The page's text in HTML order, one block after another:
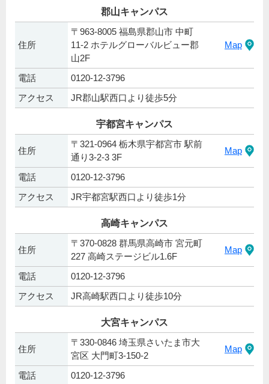
郡山キャンパス
住所
〒963-8005 福島県郡山市 中町
11-2 ホテルグローバルビュー郡
山2F
Map
電話
0120-12-3796
アクセス
JR郡山駅西口より徒歩5分
宇都宮キャンパス
住所
〒321-0964 栃木県宇都宮市 駅前
通り3-2-3 3F
Map
電話
0120-12-3796
アクセス
JR宇都宮駅西口より徒歩1分
高崎キャンパス
住所
〒370-0828 群馬県高崎市 宮元町
227 高崎ステージビル1.6F
Map
電話
0120-12-3796
アクセス
JR高崎駅西口より徒歩10分
大宮キャンパス
住所
〒330-0846 埼玉県さいたま市大
宮区 大門町3-150-2
Map
電話
0120-12-3796